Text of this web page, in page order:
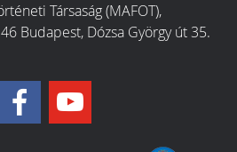
Társaság (MAFOT),
Budapest, Dózsa György út 35.